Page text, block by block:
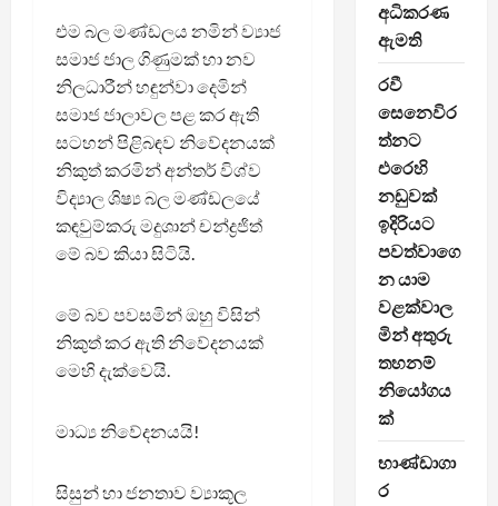
එම බල මණ්ඩලය නමින් ව්‍යාජ
සමාජ ජාල ගිණුමක් හා නව
නිලධාරීන් හඳුන්වා දෙමින්
සමාජ ජාලාවල පළ කර ඇති
සටහන් පිළිබඳව නිවේදනයක්
නිකුත් කරමින් අන්තර් විශ්ව
විද්‍යාල ශිෂ්‍ය බල මණ්ඩලයේ
කඳවුම්කරු මදුශාන් චන්ද්‍රජිත්
මේ බව කියා සිටියි.
මේ බව පවසමින් ඔහු විසින්
නිකුත් කර ඇති නිවේදනයක්
මෙහි දැක්වෙයි.
මාධ්‍ය නිවේදනයයි!
සිසුන් හා ජනතාව ව්‍යාකූල
අධිකරණ
ඇමති
රවී
සෙනෙවිර
ත්නට
එරෙහි
නඩුවක්
ඉදිරියට
පවත්වාගෙ
න යාම
වළක්වාල
මින් අතුරු
තහනම්
නියෝගය
ක්
භාණ්ඩාගා
ර